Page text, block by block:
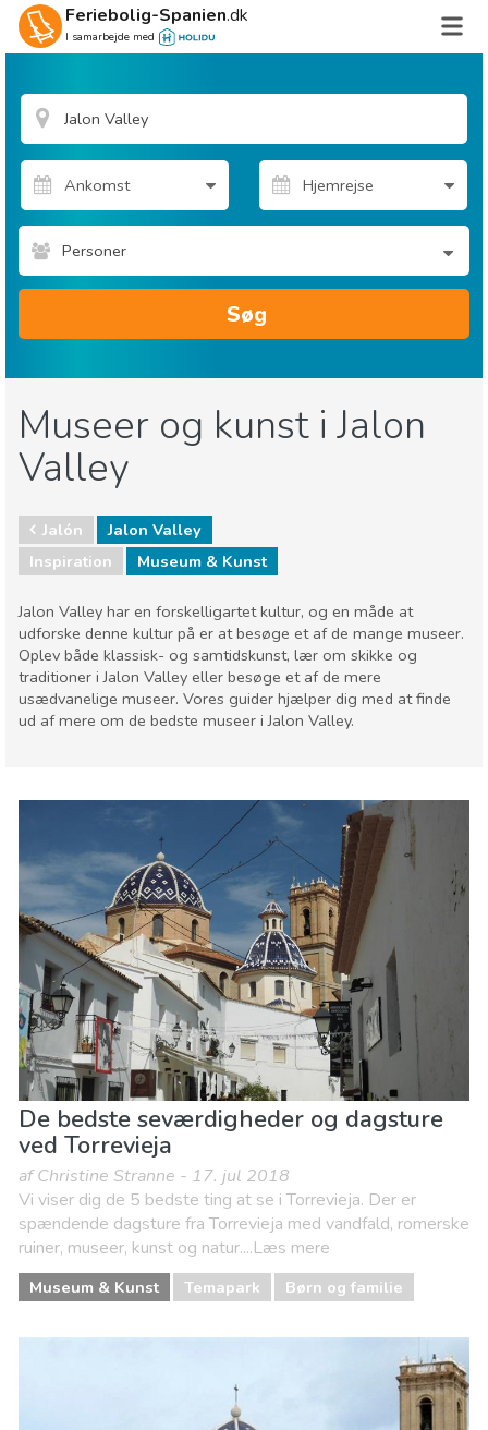
Feriebolig-Spanien.dk
I samarbejde med
Personer
Søg
Museer og kunst i Jalon
Valley
Jalón
Jalon Valley
Inspiration
Museum & Kunst
Jalon Valley har en forskelligartet kultur, og en måde at
udforske denne kultur på er at besøge et af de mange museer.
Oplev både klassisk- og samtidskunst, lær om skikke og
traditioner i Jalon Valley eller besøge et af de mere
usædvanelige museer. Vores guider hjælper dig med at finde
ud af mere om de bedste museer i Jalon Valley.
Børn og familie
Hvor skal I bo
Lokale events
Museum & Kunst
Natteliv & Barer
Natur og udeliv
Sport og adventure
Strande
De bedste seværdigheder og dagsture
ved Torrevieja
af Christine Stranne - 17. jul 2018
Vi viser dig de 5 bedste ting at se i Torrevieja. Der er
spændende dagsture fra Torrevieja med vandfald, romerske
ruiner, museer, kunst og natur....Læs mere
Museum & Kunst Temapark Børn og familie